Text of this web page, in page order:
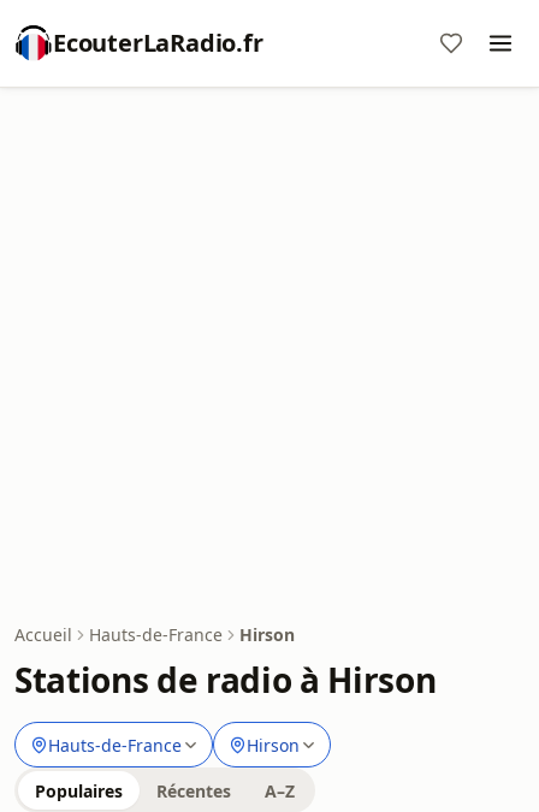
EcouterLaRadio.fr
Accueil Hauts-de-France Hirson
Stations de radio à Hirson
Hauts-de-France Hirson
Populaires Récentes A–Z